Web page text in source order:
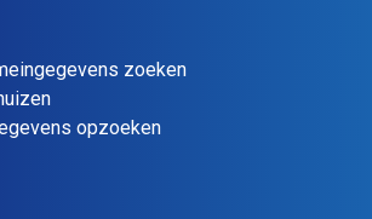
zoeken
opzoeken